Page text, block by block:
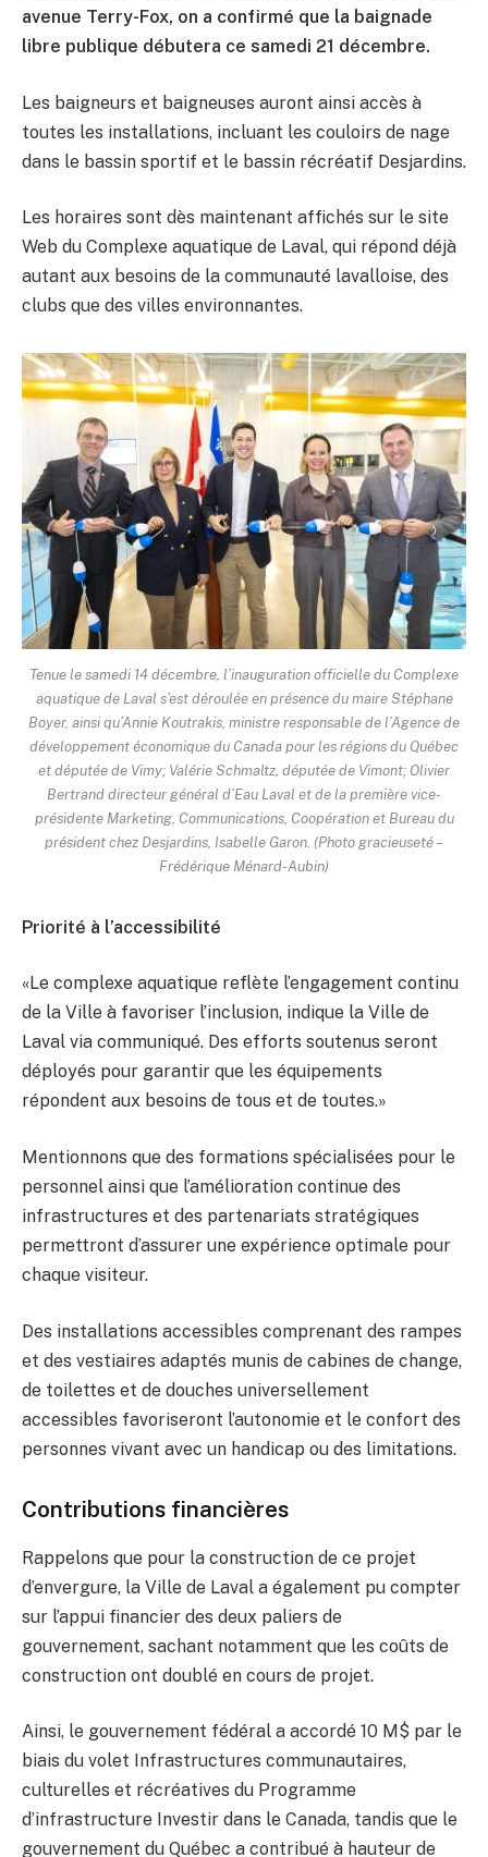
avenue Terry-Fox, on a confirmé que la baignade
libre publique débutera ce samedi 21 décembre.
Les baigneurs et baigneuses auront ainsi accès à
toutes les installations, incluant les couloirs de nage
dans le bassin sportif et le bassin récréatif Desjardins.
Les horaires sont dès maintenant affichés sur le site
Web du Complexe aquatique de Laval, qui répond déjà
autant aux besoins de la communauté lavalloise, des
clubs que des villes environnantes.
Tenue le samedi 14 décembre, l’inauguration officielle du Complexe
aquatique de Laval s’est déroulée en présence du maire Stéphane
Boyer, ainsi qu’Annie Koutrakis, ministre responsable de l’Agence de
développement économique du Canada pour les régions du Québec
et députée de Vimy; Valérie Schmaltz, députée de Vimont; Olivier
Bertrand directeur général d’Eau Laval et de la première vice-
présidente Marketing, Communications, Coopération et Bureau du
président chez Desjardins, Isabelle Garon. (Photo gracieuseté –
Frédérique Ménard-Aubin)
Priorité à l’accessibilité
«Le complexe aquatique reflète l’engagement continu
de la Ville à favoriser l’inclusion, indique la Ville de
Laval via communiqué. Des efforts soutenus seront
déployés pour garantir que les équipements
répondent aux besoins de tous et de toutes.»
Mentionnons que des formations spécialisées pour le
personnel ainsi que l’amélioration continue des
infrastructures et des partenariats stratégiques
permettront d’assurer une expérience optimale pour
chaque visiteur.
Des installations accessibles comprenant des rampes
et des vestiaires adaptés munis de cabines de change,
de toilettes et de douches universellement
accessibles favoriseront l’autonomie et le confort des
personnes vivant avec un handicap ou des limitations.
Contributions financières
Rappelons que pour la construction de ce projet
d’envergure, la Ville de Laval a également pu compter
sur l’appui financier des deux paliers de
gouvernement, sachant notamment que les coûts de
construction ont doublé en cours de projet.
Ainsi, le gouvernement fédéral a accordé 10 M$ par le
biais du volet Infrastructures communautaires,
culturelles et récréatives du Programme
d’infrastructure Investir dans le Canada, tandis que le
gouvernement du Québec a contribué à hauteur de